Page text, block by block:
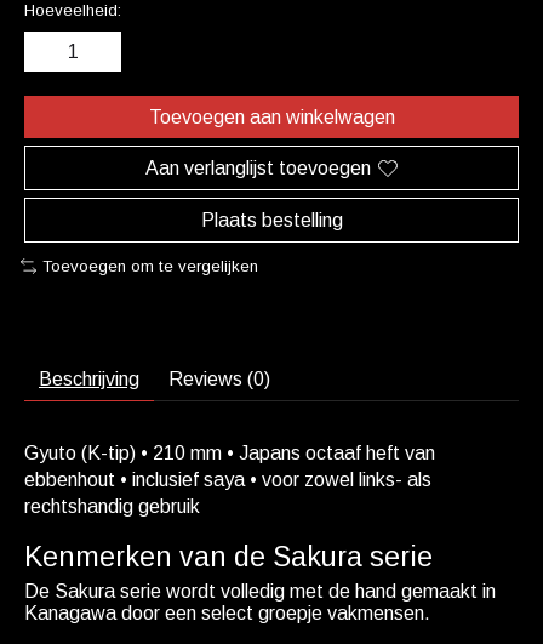
Hoeveelheid:
Toevoegen aan winkelwagen
Aan verlanglijst toevoegen
Plaats bestelling
Toevoegen om te vergelijken
Beschrijving Reviews (0)
Gyuto (K-tip) • 210 mm • Japans octaaf heft van
ebbenhout • inclusief saya • voor zowel links- als
rechtshandig gebruik
Kenmerken van de Sakura serie
De Sakura serie wordt volledig met de hand gemaakt in
Kanagawa door een select groepje vakmensen.